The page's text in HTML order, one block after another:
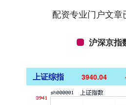
配资专业门户文章
沪深京指
上证综指 3940.04